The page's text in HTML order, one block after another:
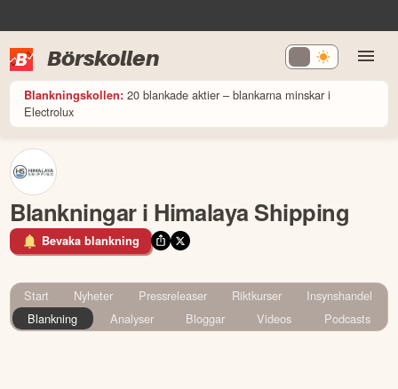
Börskollen
Blankningskollen: 20 blankade aktier – blankarna minskar i
Electrolux
Blankningar i Himalaya Shipping
Bevaka blankning
Start Nyheter Pressreleaser Riktkurser
Insynshandel
Blankning
Analyser Bloggar Videos Podcasts